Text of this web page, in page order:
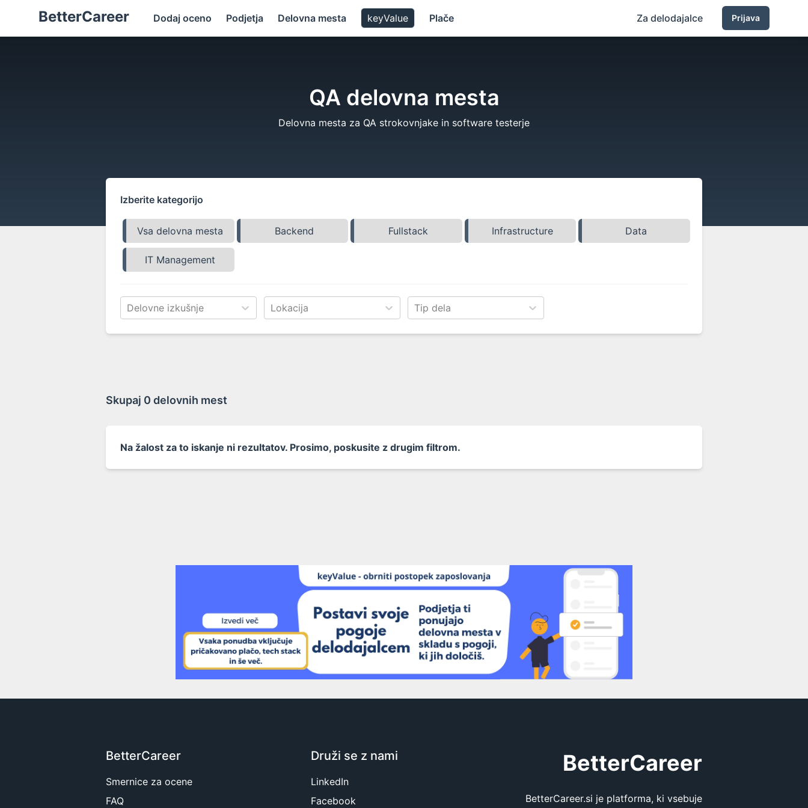
BetterCareer Dodaj oceno Podjetja Delovna mesta keyValue Plače Za delodajalce Prijava
QA delovna mesta
Delovna mesta za QA strokovnjake in software testerje
Izberite kategorijo
Vsa delovna mesta Backend Fullstack Infrastructure Data
IT Management
Delovne izkušnje Lokacija Tip dela
Skupaj 0 delovnih mest
Na žalost za to iskanje ni rezultatov. Prosimo, poskusite z drugim filtrom.
BetterCareer
Smernice za ocene
FAQ
Druži se z nami
LinkedIn
Facebook
BetterCareer
BetterCareer.si je platforma, ki vsebuje